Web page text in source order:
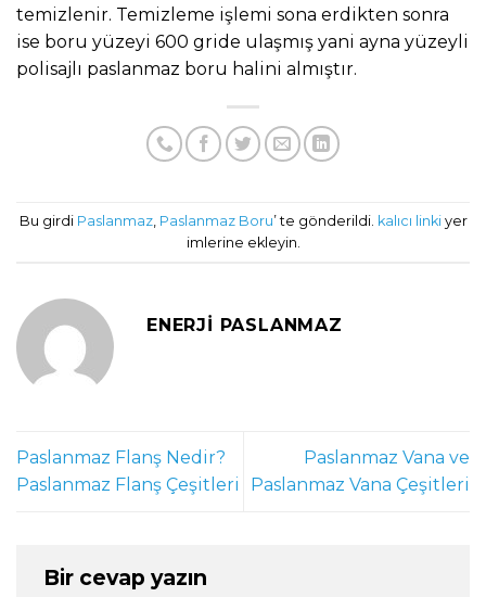
temizlenir. Temizleme işlemi sona erdikten sonra
ise boru yüzeyi 600 gride ulaşmış yani ayna yüzeyli
polisajlı paslanmaz boru halini almıştır.
Bu girdi Paslanmaz, Paslanmaz Boru’ te gönderildi. kalıcı linkiyer
imlerine ekleyin.
ENERJI PASLANMAZ
Paslanmaz Flanş Nedir?
Paslanmaz Flanş Çeşitleri
Paslanmaz Vana ve
Paslanmaz Vana Çeşitleri
Bir cevap yazın